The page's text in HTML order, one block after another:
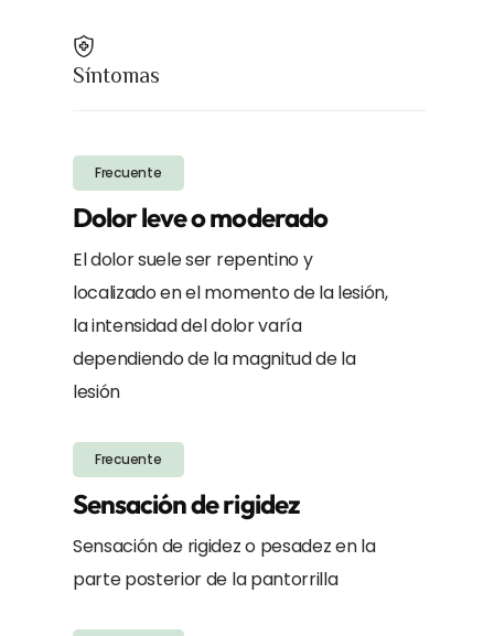
Síntomas
Frecuente
Dolor leve o moderado
El dolor suele ser repentino y
localizado en el momento de la lesión,
la intensidad del dolor varía
dependiendo de la magnitud de la
lesión
Frecuente
Sensación de rigidez
Sensación de rigidez o pesadez en la
parte posterior de la pantorrilla